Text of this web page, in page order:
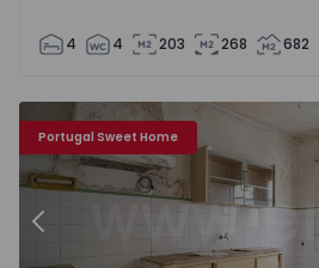
4 4 203 268 682
Portugal Sweet Home
Moradia T4 Olhão, Olhão Centro -
Anterior